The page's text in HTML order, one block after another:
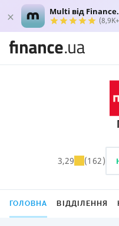
Multi від
3,29 (162)
ГОЛОВНА ВІДДІЛЕННЯ